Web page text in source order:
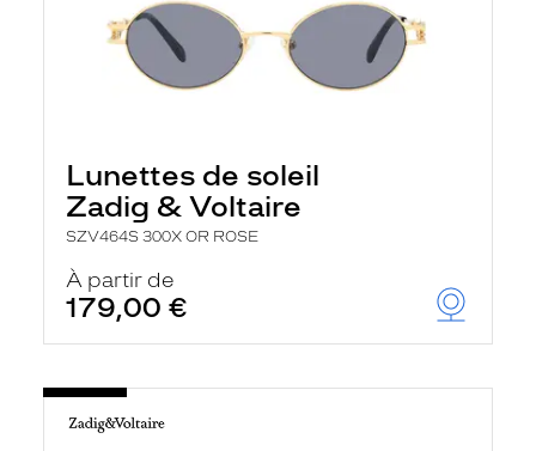
Lunettes de soleil
Zadig & Voltaire
SZV464S 300X OR ROSE
À partir de
179,00 €